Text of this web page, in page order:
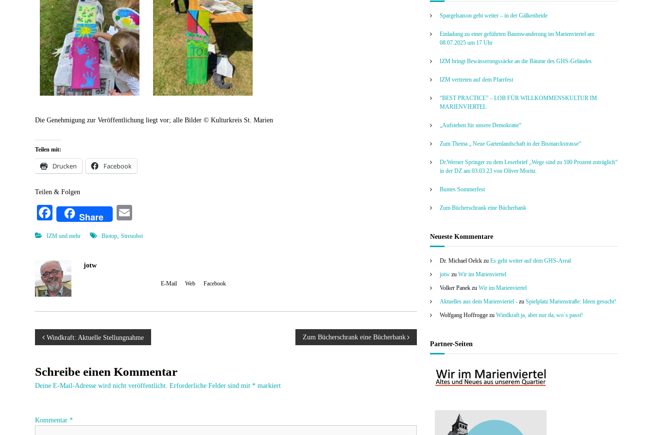
Die Genehmigung zur Veröffentlichung liegt vor; alle Bilder ­© Kulturkreis St. Marien
Teilen mit:
Drucken Facebook
Teilen & Folgen
Fa
bo
ok
Share
ail
IZM und mehr Biotop, Streuobst
jotw
E-Mail Web Facebook
B
i
r
Windkraft: Aktuelle Stellungnahme Zum Bücherschrank eine Bücherbank
Schreibe einen Kommentar
Deine E-Mail-Adresse wird nicht veröffentlicht. Erforderliche Felder sind mit * markiert
Kommentar *
Spargelsaison geht weiter – in der Gälkenheide
Einladung zu einer geführten Baumwanderung im Marienviertel am
08.07.2025 um 17 Uhr
IZM bringt Bewässerungssäcke an die Bäume des GHS-Geländes
IZM vertreten auf dem Pfarrfest
“BEST PRACTICE” – LOB FÜR WILLKOMMENSKULTUR IM
MARIENVIERTEL
„Aufstehen für unsere Demokratie“
Zum Thema „ Neue Gartenlandschaft in der Bismarckstrasse“
Dr.Werner Springer zu dem Leserbrief „Wege sind zu 100 Prozent zuträglich“
in der DZ am 03.03.23 von Oliver Moritz.
Buntes Sommerfest
Zum Bücherschrank eine Bücherbank
Neueste Kommentare
Dr. Michael Oelck zuEs geht weiter auf dem GHS-Areal
jotw zuWir im Marienviertel
Volker Panek zuWir im Marienviertel
Aktuelles aus dem Marienviertel - zuSpielplatz Marienstraße: Ideen gesucht!
Wolfgang Hoffrogge zuWindkraft ja, aber nur da, wo´s passt!
Partner-Seiten